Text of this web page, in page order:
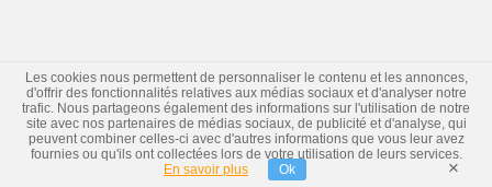
Les cookies nous permettent de personnaliser le contenu et les annonces,
d'offrir des fonctionnalités relatives aux médias sociaux et d'analyser notre
trafic. Nous partageons également des informations sur l'utilisation de notre
site avec nos partenaires de médias sociaux, de publicité et d'analyse, qui
peuvent combiner celles-ci avec d'autres informations que vous leur avez
fournies ou qu'ils ont collectées lors de votre utilisation de leurs services.
En savoir plus
Ok ×